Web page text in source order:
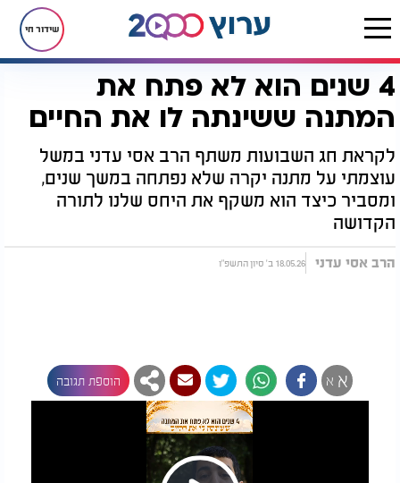
שידור חי
דף הבית יהדות חגים ומועדים שבועות 4 שנים הוא לא פתח את המתנה ששינתה לו את החיים
4 שנים הוא לא פתח את
המתנה ששינתה לו את החיים
לקראת חג השבועות משתף הרב אסי עדני במשל
עוצמתי על מתנה יקרה שלא נפתחה במשך שנים,
ומסביר כיצד הוא משקף את היחס שלנו לתורה
הקדושה
הרב אסי עדני 18.05.26 ב' סיון התשפ"ו
א א הוספת תגובה